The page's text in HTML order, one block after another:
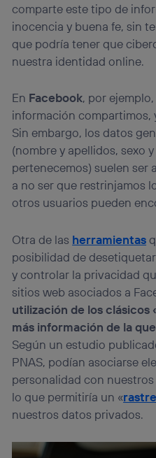
comparte este tipo de
inocencia y buena fe, sin
que podría tener que
nuestra identidad online.
En Facebook, por
información compartimos,
Sin embargo, los datos
(nombre y apellidos, sexo
pertenecemos) suelen ser
a no ser que restrinjamos
otros usuarios pueden
Otra de las herramientas
posibilidad de
y controlar la privacidad
sitios web asociados a
utilización de los clásicos
más información de la
Según un estudio
PNAS, podían asociarse
personalidad con
lo que permitiría un «
nuestros datos privados.